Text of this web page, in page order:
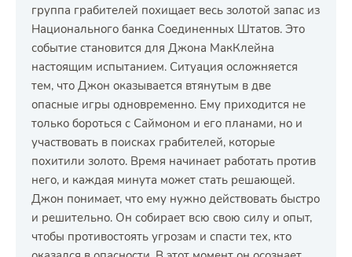
группа грабителей похищает весь золотой запас из
Национального банка Соединенных Штатов. Это
событие становится для Джона МакКлейна
настоящим испытанием. Ситуация осложняется
тем, что Джон оказывается втянутым в две
опасные игры одновременно. Ему приходится не
только бороться с Саймоном и его планами, но и
участвовать в поисках грабителей, которые
похитили золото. Время начинает работать против
него, и каждая минута может стать решающей.
Джон понимает, что ему нужно действовать быстро
и решительно. Он собирает всю свою силу и опыт,
чтобы противостоять угрозам и спасти тех, кто